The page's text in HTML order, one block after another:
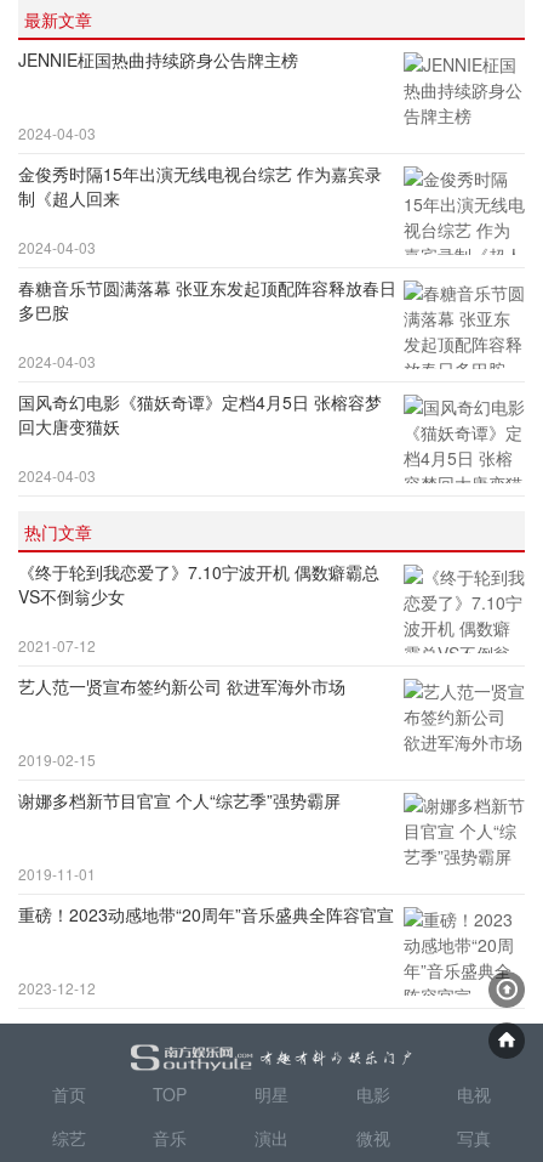
最新文章
JENNIE柾国热曲持续跻身公告牌主榜
2024-04-03
金俊秀时隔15年出演无线电视台综艺 作为嘉宾录
制《超人回来
2024-04-03
春糖音乐节圆满落幕 张亚东发起顶配阵容释放春日
多巴胺
2024-04-03
国风奇幻电影《猫妖奇谭》定档4月5日 张榕容梦
回大唐变猫妖
2024-04-03
热门文章
《终于轮到我恋爱了》7.10宁波开机 偶数癖霸总
VS不倒翁少女
2021-07-12
艺人范一贤宣布签约新公司 欲进军海外市场
2019-02-15
谢娜多档新节目官宣 个人“综艺季”强势霸屏
2019-11-01
重磅！2023动感地带“20周年”音乐盛典全阵容官宣
2023-12-12
首页 TOP 明星 电影
电视
综艺
音乐 演出 微视 写真